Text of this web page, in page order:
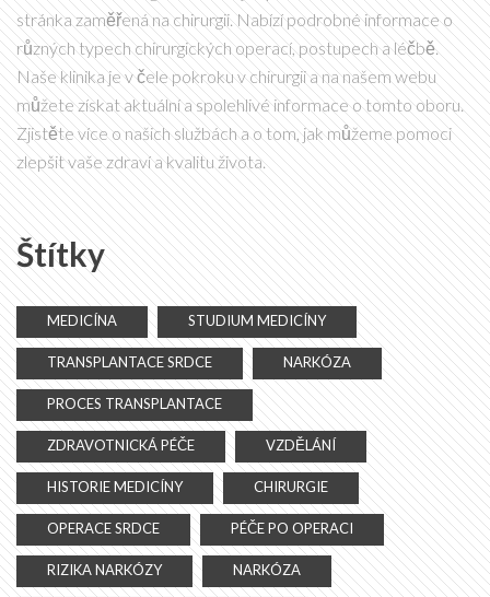
stránka zaměřená na chirurgii. Nabízí podrobné informace o
různých typech chirurgických operací, postupech a léčbě.
Naše klinika je v čele pokroku v chirurgii a na našem webu
můžete získat aktuální a spolehlivé informace o tomto oboru.
Zjistěte více o našich službách a o tom, jak můžeme pomoci
zlepšit vaše zdraví a kvalitu života.
Štítky
MEDICÍNA STUDIUM MEDICÍNY
TRANSPLANTACE SRDCE NARKÓZA
PROCES TRANSPLANTACE
ZDRAVOTNICKÁ PÉČE VZDĚLÁNÍ
HISTORIE MEDICÍNY CHIRURGIE
OPERACE SRDCE PÉČE PO OPERACI
RIZIKA NARKÓZY NARKÓZA